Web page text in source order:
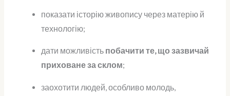
показати історію живопису через матерію й
технологію;
дати можливість побачити те, що зазвичай
приховане за склом;
заохотити людей, особливо молодь,